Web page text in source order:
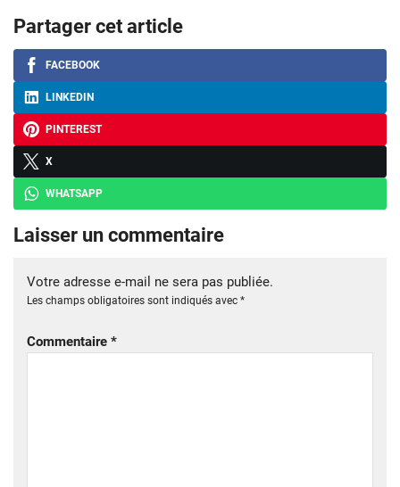
Partager cet article
FACEBOOK
LINKEDIN
PINTEREST
X
WHATSAPP
Laisser un commentaire
Votre adresse e-mail ne sera pas publiée.
Les champs obligatoires sont indiqués avec *
Commentaire *